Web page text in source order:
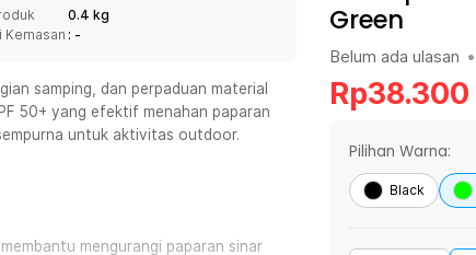
20:00), Minggu/Libur Nasional (12:00-20:00), Tutup pada Idul Fitri
(07:00 - 20:00), Sabtu - Minggu (08:00 - 20:00), Tutup pada Idul Fitri
- 20:00), Sabtu - Minggu/ Libur Nasional (08:00 - 17:00) Selengkapnya
- 20:00), Sabtu - Minggu/ Libur Nasional (08:00 - 17:00)
0.4 kg
Kemasan : -
samping, dan perpaduan material
50+ yang efektif menahan paparan
untuk aktivitas outdoor.
mengurangi paparan sinar
Green
Belum ada ulasan •
Rp38.300
Pilihan Warna:
Black